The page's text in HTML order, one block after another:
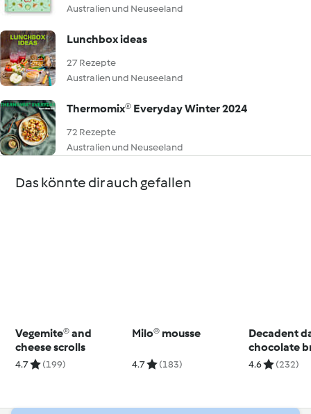
Australien und Neuseeland
Lunchbox ideas
27 Rezepte
Australien und Neuseeland
Thermomix® Everyday Winter 2024
72 Rezepte
Australien und Neuseeland
Das könnte dir auch gefallen
Vegemite® and
cheese scrolls
4.7 (199)
Milo® mousse
4.7 (183)
Decadent
chocolate
4.6 (232)